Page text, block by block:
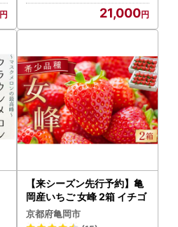
21,000
【来シーズン先行予約】亀
岡産いちご 女峰 2箱 イチゴ
京都府亀岡市